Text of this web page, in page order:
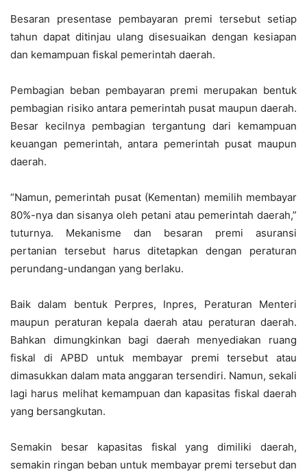
Besaran presentase pembayaran premi tersebut setiap
tahun dapat ditinjau ulang disesuaikan dengan kesiapan
dan kemampuan fiskal pemerintah daerah.
Pembagian beban pembayaran premi merupakan bentuk
pembagian risiko antara pemerintah pusat maupun daerah.
Besar kecilnya pembagian tergantung dari kemampuan
keuangan pemerintah, antara pemerintah pusat maupun
daerah.
“Namun, pemerintah pusat (Kementan) memilih membayar
80%-nya dan sisanya oleh petani atau pemerintah daerah,”
tuturnya. Mekanisme dan besaran premi asuransi
pertanian tersebut harus ditetapkan dengan peraturan
perundang-undangan yang berlaku.
Baik dalam bentuk Perpres, Inpres, Peraturan Menteri
maupun peraturan kepala daerah atau peraturan daerah.
Bahkan dimungkinkan bagi daerah menyediakan ruang
fiskal di APBD untuk membayar premi tersebut atau
dimasukkan dalam mata anggaran tersendiri. Namun, sekali
lagi harus melihat kemampuan dan kapasitas fiskal daerah
yang bersangkutan.
Semakin besar kapasitas fiskal yang dimiliki daerah,
semakin ringan beban untuk membayar premi tersebut dan